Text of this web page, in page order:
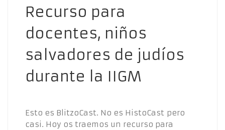
Recurso para
docentes, niños
salvadores de judíos
durante la IIGM
Esto es BlitzoCast. No es HistoCast pero
casi. Hoy os traemos un recurso para